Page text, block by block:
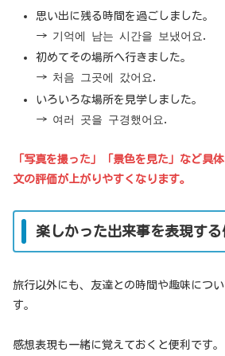
思い出に残る時間を過ごしました。
→ 기억에 남는 시간을 보냈어요.
初めてその場所へ行きました。
→ 처음 그곳에 갔어요.
いろいろな場所を見学しました。
→ 여러 곳을 구경했어요.
「写真を撮った」「景色を見た」など具
文の評価が上がりやすくなります。
楽しかった出来事を表現する
旅行以外にも、友達との時間や趣味につ
す。
感想表現も一緒に覚えておくと便利です。